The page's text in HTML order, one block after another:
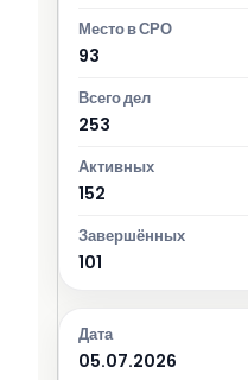
93
253
152
101
05.07.2026